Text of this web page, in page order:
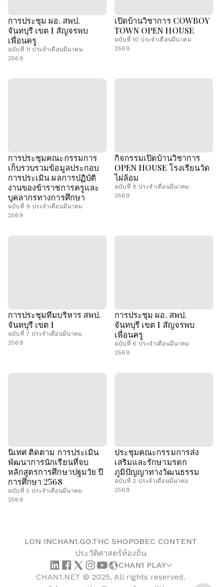
การประชุม ผอ. สพป.
จันทบุรี เขต 1 สัญจรพบ
เพื่อนครู
ฉบับที่ 11 ประจำเดือนมีนาคม
2569
เปิดบ้านวิชาการ COWBOY
TOWN OPEN HOUSE
ฉบับที่ 10 ประจำเดือนมีนาคม
2569
การประชุมคณะกรรมการ
เก็บรวบรวมข้อมูลประกอบ
การประเมิน ผลการปฏิบัติ
งานของข้าราชการครูและ
บุคลากรทางการศึกษา
ฉบับที่ 9 ประจำเดือนมีนาคม
2569
กิจกรรมเปิดบ้านวิชาการ
OPEN HOUSE โรงเรียนวัด
ไผ่ล้อม
ฉบับที่ 8 ประจำเดือนมีนาคม
2569
การประชุมทีมบริหาร สพป.
จันทบุรี เขต 1
ฉบับที่ 7 ประจำเดือนมีนาคม
2569
การประชุม ผอ. สพป.
จันทบุรี เขต 1 สัญจรพบ
เพื่อนครู
ฉบับที่ 6 ประจำเดือนมีนาคม
2569
นิเทศ ติดตาม การประเมิน
พัฒนาการนักเรียนที่จบ
หลักสูตรการศึกษาปฐมวัย ปี
การศึกษา 2568
ฉบับที่ 5 ประจำเดือนมีนาคม
2569
ประชุมคณะกรรมการส่ง
เสริมและรักษามรดก
ภูมิปัญญาทางวัฒนธรรม
ฉบับที่ 2 ประจำเดือนมีนาคม
2569
LON INCHAN1.GO.THC SHOPOBEC CONTENT
ประวัติศาสตร์ท้องถิ่น
CHAN1 PLAY
CHAN1.NET © 2025, All rights reserved.